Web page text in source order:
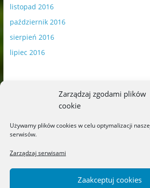
Zarządzaj zgodami plików
cookie
Używamy plików cookies w celu optymalizacji
serwisów.
Zarządzaj serwisami
Zaakceptuj cookies
listopad 2016
październik 2016
sierpień 2016
lipiec 2016